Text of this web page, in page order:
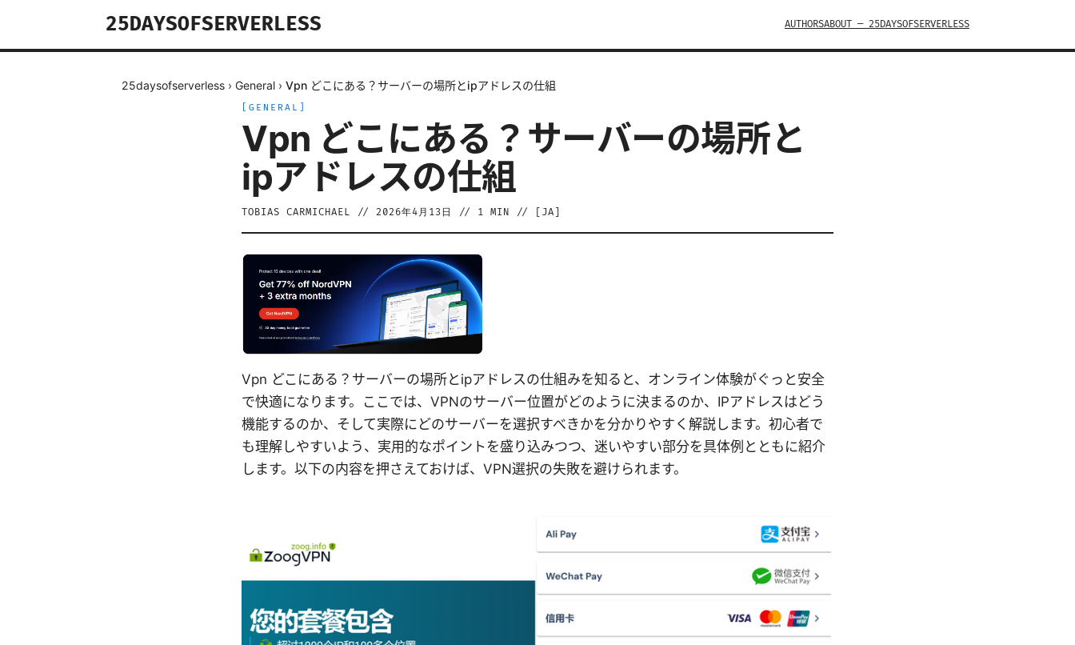
25DAYSOFSERVERLESS AUTHORSABOUT — 25DAYSOFSERVERLESS
25daysofserverless › General › Vpn どこにある？サーバーの場所とipアドレスの仕組
GENERAL
Vpn どこにある？サーバーの場所と
ipアドレスの仕組
TOBIAS CARMICHAEL // 2026年4月13日 // 1 MIN // [ JA
Vpn どこにある？サーバーの場所とipアドレスの仕組みを知ると、オンライン体験がぐっと安全
で快適になります。ここでは、VPNのサーバー位置がどのように決まるのか、IPアドレスはどう
機能するのか、そして実際にどのサーバーを選択すべきかを分かりやすく解説します。初心者で
も理解しやすいよう、実用的なポイントを盛り込みつつ、迷いやすい部分を具体例とともに紹介
します。以下の内容を押さえておけば、VPN選択の失敗を避けられます。